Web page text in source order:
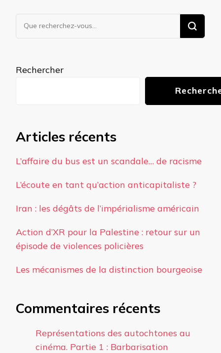
Vous
Rechercher
Articles récents
L’affaire du bus est un scandale… de racisme
L’écoute en tant qu’action anticapitaliste ?
Iran : les dégâts de l’impérialisme américain
Action d’XR pour la Palestine : retour sur un
épisode de violences policières
Les mécanismes de la distinction bourgeoise
Commentaires récents
Représentations des autochtones au
cinéma. Partie 1 : Barbarisation